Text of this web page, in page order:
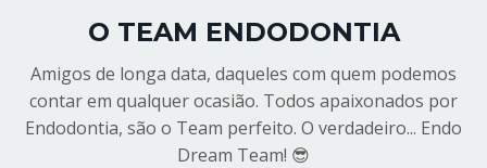
O TEAM ENDODONTIA
Amigos de longa data, daqueles com quem podemos
contar em qualquer ocasião. Todos apaixonados por
Endodontia, são o Team perfeito. O verdadeiro... Endo
Dream Team! 😎